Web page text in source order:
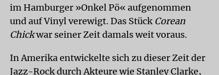
im Hamburger »Onkel Pö« aufgenommen
und auf Vinyl verewigt. Das Stück Corean
Chickwar seiner Zeit damals weit voraus.
In Amerika entwickelte sich zu dieser Zeit der
Jazz-Rock durch Akteure wie Stanley Clarke,